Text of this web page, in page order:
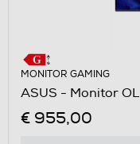
MONITOR GAMING
ASUS - Monitor
€ 955,00